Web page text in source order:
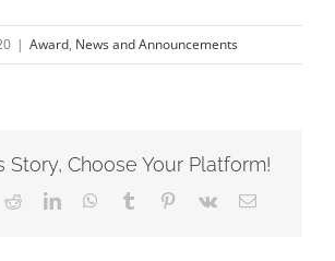
| Award, News and Announcements
Story, Choose Your Platform!
RedditLinkedInWhatsApp
Tumblr Pinterest
Vk Email